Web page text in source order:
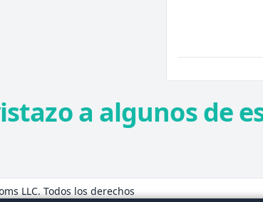
a algunos de
LLC. Todos los derechos